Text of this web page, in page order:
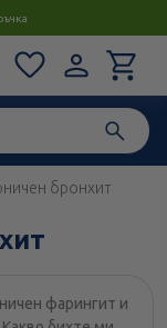
1 час
бронхит
фарингит и